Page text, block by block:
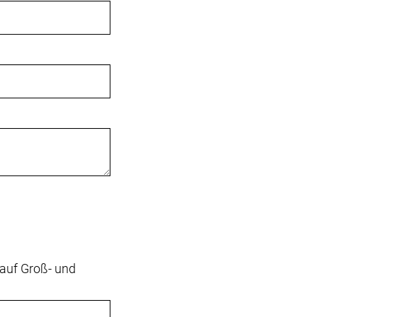
integrierte Bento Box, integriertes
// SRAM eTap AXS BlipBox
Groß- und